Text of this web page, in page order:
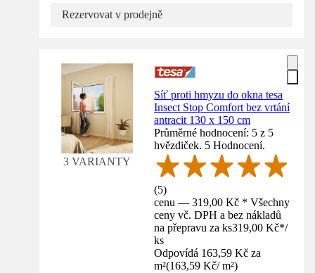
Rezervovat v prodejně
3 VARIANTY
Síť proti hmyzu do okna tesa
Insect Stop Comfort bez vrtání
antracit 130 x 150 cm
Průměrné hodnocení: 5 z 5
hvězdiček. 5 Hodnocení.
(5)
cenu — 319,00 Kč * Všechny
ceny vč. DPH a bez nákladů
na přepravu za ks319,00 Kč*/
ks
Odpovídá 163,59 Kč za
m²(163,59 Kč/ m²)